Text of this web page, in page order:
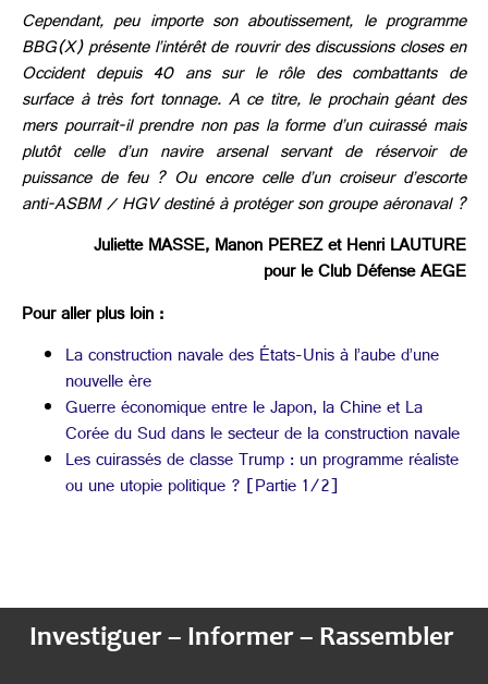
Cependant, peu importe son aboutissement, le programme
BBG(X) présente l’intérêt de rouvrir des discussions closes en
Occident depuis 40 ans sur le rôle des combattants de
surface à très fort tonnage. A ce titre, le prochain géant des
mers pourrait-il prendre non pas la forme d’un cuirassé mais
plutôt celle d’un navire arsenal servant de réservoir de
puissance de feu ? Ou encore celle d’un croiseur d’escorte
anti-ASBM / HGV destiné à protéger son groupe aéronaval ?
Juliette MASSE, Manon PEREZ et Henri LAUTURE
pour le Club Défense AEGE
Pour aller plus loin :
La construction navale des États-Unis à l’aube d’une
nouvelle ère
Guerre économique entre le Japon, la Chine et La
Corée du Sud dans le secteur de la construction navale
Les cuirassés de classe Trump : un programme réaliste
ou une utopie politique ? [Partie 1/2]
Investiguer – Informer – Rassembler